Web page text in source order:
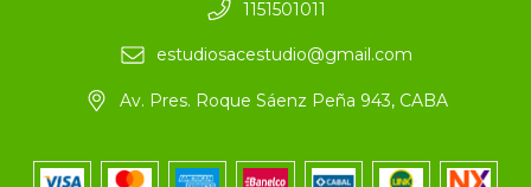
1151501011
estudiosacestudio@gmail.com
Av. Pres. Roque Sáenz Peña 943, CABA